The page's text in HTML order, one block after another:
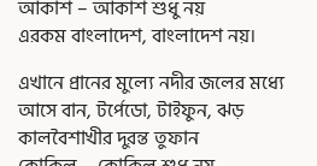
আকাশ – আকাশ শুধু নয়
এরকম বাংলাদেশ, বাংলাদেশ নয়।
এখানে প্রানের মুল্যে নদীর জলের মধ্যে
আসে বান, টর্পেডো, টাইফুন, ঝড়
কালবৈশাখীর দুরন্ত তুফান